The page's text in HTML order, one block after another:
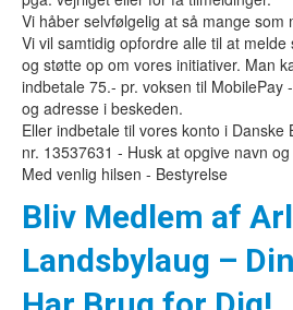
Vi håber selvfølgelig at så mange som
Vi vil samtidig opfordre alle til at
og støtte op om vores initiativer. Man
indbetale 75.- pr. voksen til MobilePay
og adresse i beskeden.
Eller indbetale til vores konto i Danske
nr. 13537631 - Husk at opgive navn
Med venlig hilsen - Bestyrelse
Bliv Medlem af
Landsbylaug –